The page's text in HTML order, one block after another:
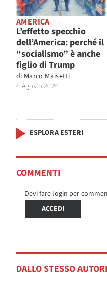
AMERICA
L’effetto specchio
dell’America: perché il
“socialismo” è anche
figlio di Trump
di Marco Maisetti
6 Agosto 2026
ESPLORA ESTERI
COMMENTI
Devi fare login per
ACCEDI
DALLO STESSO